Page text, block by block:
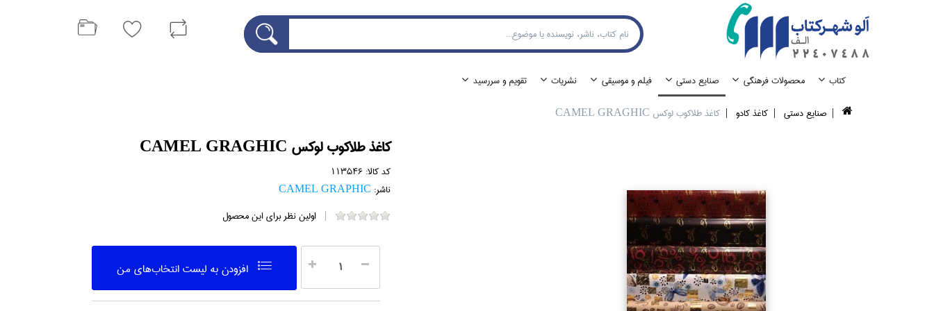
كتاب محصولات فرهنگي صنايع دستي فيلم و موسيقي نشريات
تقويم و سررسيد
صنايع دستي
كاغذ كادو كاغذ طلاكوب لوكس CAMEL GRAGHIC
كاغذ طلاكوب لوكس CAMEL GRAGHIC
کد کالا: 113546
ناشر: CAMEL GRAPHIC
اولین نظر برای این محصول
افزودن به ليست انتخاب‌هاي من